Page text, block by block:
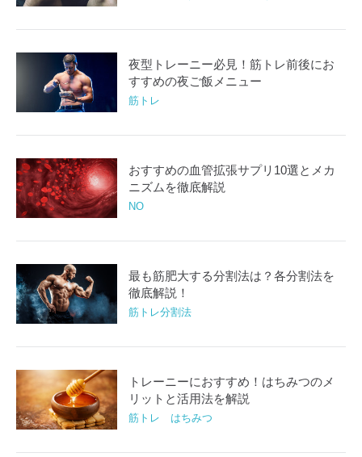
夜型トレーニー必見！筋トレ前後にお
すすめの夜ご飯メニュー
筋トレ
おすすめの血管拡張サプリ10選とメカ
ニズムを徹底解説
NO
最も筋肥大する分割法は？各分割法を
徹底解説！
筋トレ分割法
トレーニーにおすすめ！はちみつのメ
リットと活用法を解説
筋トレ はちみつ